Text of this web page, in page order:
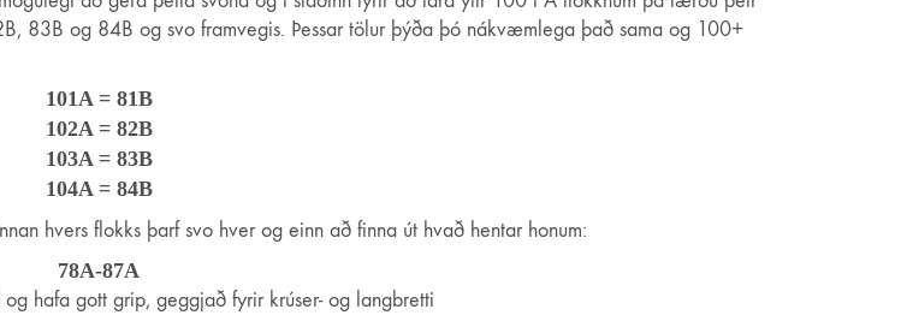
83B og 84B og svo framvegis. Þessar tölur þýða þó nákvæmlega það sama og 100+
101A = 81B
102A = 82B
103A = 83B
104A = 84B
hvers flokks þarf svo hver og einn að finna út hvað hentar honum:
78A-87A
hafa gott grip, geggjað fyrir krúser- og langbretti
annars með því að fræða nýja (og gamla!) hjólabrettaiðkendur um allt sem viðkemur